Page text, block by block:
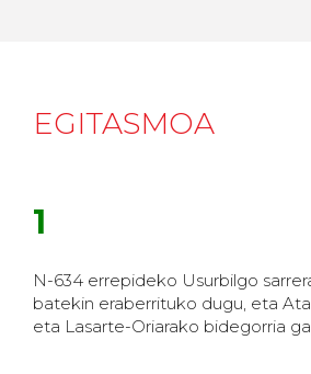
EGITASMOA
1
N-634 errepideko Usurbilgo
batekin eraberrituko dugu, eta
eta Lasarte-Oriarako bidegorria